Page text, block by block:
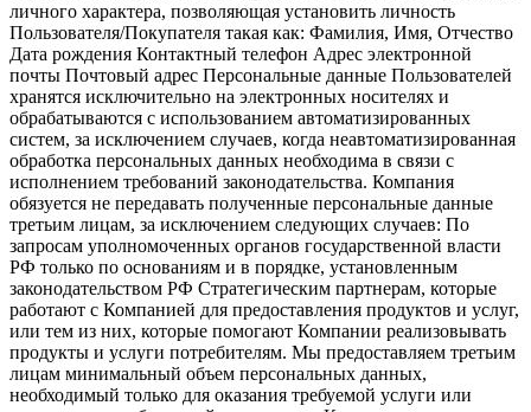
личного характера, позволяющая установить личность
Пользователя/Покупателя такая как: Фамилия, Имя, Отчество
Дата рождения Контактный телефон Адрес электронной
почты Почтовый адрес Персональные данные Пользователей
хранятся исключительно на электронных носителях и
обрабатываются с использованием автоматизированных
систем, за исключением случаев, когда неавтоматизированная
обработка персональных данных необходима в связи с
исполнением требований законодательства. Компания
обязуется не передавать полученные персональные данные
третьим лицам, за исключением следующих случаев: По
запросам уполномоченных органов государственной власти
РФ только по основаниям и в порядке, установленным
законодательством РФ Стратегическим партнерам, которые
работают с Компанией для предоставления продуктов и услуг,
или тем из них, которые помогают Компании реализовывать
продукты и услуги потребителям. Мы предоставляем третьим
лицам минимальный объем персональных данных,
необходимый только для оказания требуемой услуги или